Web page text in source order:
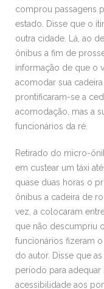
comprou passagens
estado. Disse que o
outra cidade. Lá, ao
ônibus a fim de
informação de que o
acomodar sua
prontificaram-se a
acomodação, mas a
funcionários da ré.
Retirado do micro-
em custear um táxi
quase duas horas o
ônibus a cadeira de
vez, a colocaram
que não descumpriu
funcionários fizeram
do autor. Disse que
período para
acessibilidade aos